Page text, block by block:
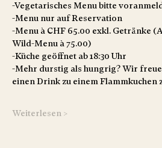
-Vegetarisches Menu bitte
-Menu nur auf Reservation
-Menu à CHF 65.00 exkl. Getränke
Wild-Menu à 75.00)
-Küche geöffnet ab 18:30 Uhr
-Mehr durstig als hungrig? Wir
einen Drink zu einem Flammkuchen
Weiterlesen >